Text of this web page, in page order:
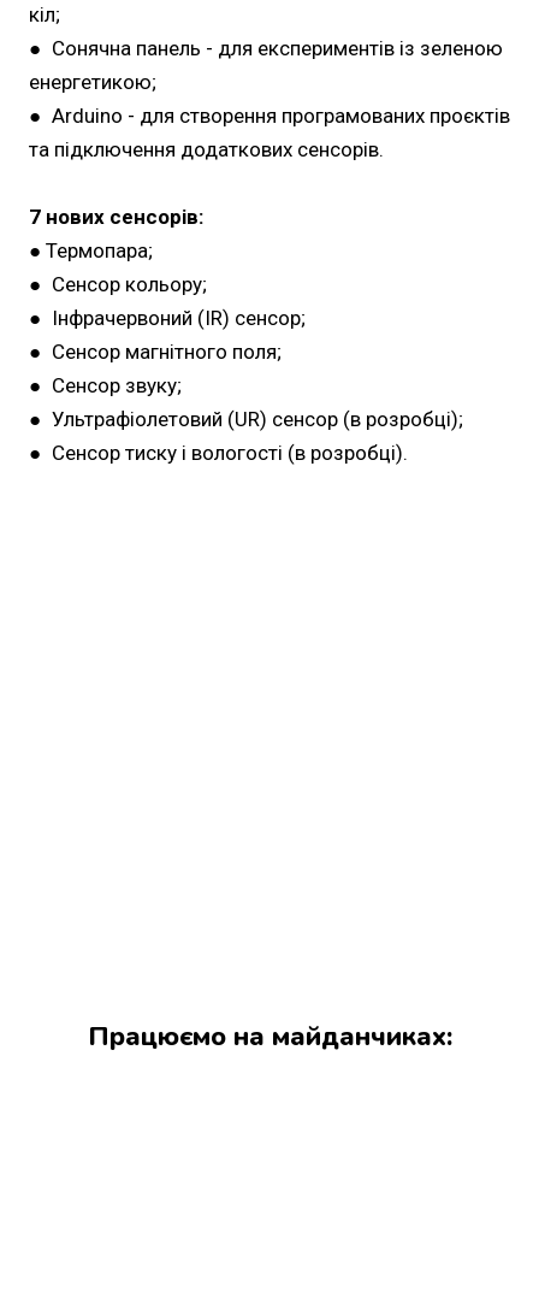
кіл;
● Сонячна панель - для експериментів із зеленою
енергетикою;
● Arduino - для створення програмованих проєктів
та підключення додаткових сенсорів.
7 нових сенсорів:
● Термопара;
● Сенсор кольору;
● Інфрачервоний (IR) сенсор;
● Сенсор магнітного поля;
● Сенсор звуку;
● Ультрафіолетовий (UR) сенсор (в розробці);
● Сенсор тиску і вологості (в розробці).
Працюємо на майданчиках: